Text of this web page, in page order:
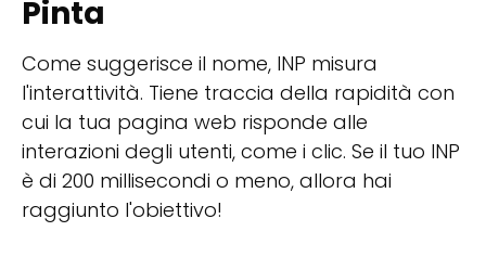
Pinta
Come suggerisce il nome, INP misura
l'interattività. Tiene traccia della rapidità con
cui la tua pagina web risponde alle
interazioni degli utenti, come i clic. Se il tuo INP
è di 200 millisecondi o meno, allora hai
raggiunto l'obiettivo!